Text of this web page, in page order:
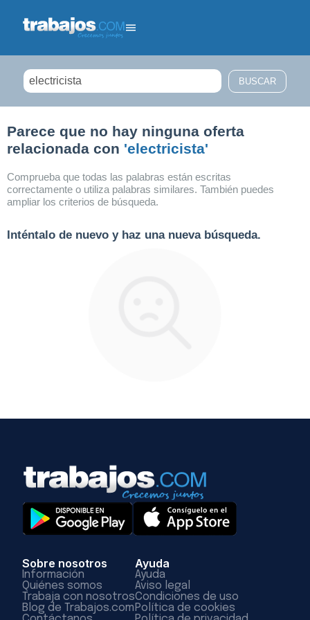
Parece que no hay ninguna oferta
relacionada con 'electricista'
Comprueba que todas las palabras están escritas
correctamente o utiliza palabras similares. También puedes
ampliar los criterios de búsqueda.
Inténtalo de nuevo y haz una nueva búsqueda.
Sobre nosotros
Información
Quiénes somos
Trabaja con nosotros
Blog de Trabajos.com
Ayuda
Ayuda
Aviso legal
Condiciones de uso
Política de cookies